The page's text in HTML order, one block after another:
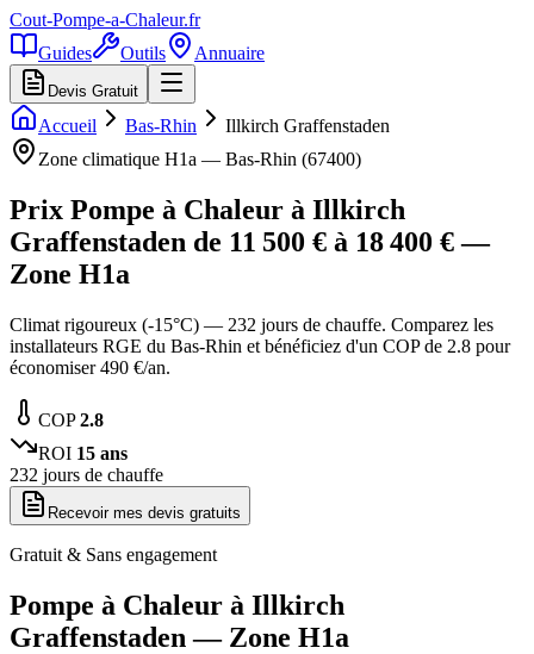
Cout-Pompe-a-Chaleur.fr
Guides
Outils Annuaire
Devis Gratuit
Accueil Bas-Rhin
Illkirch Graffenstaden
Zone climatique H1a — Bas-Rhin (67400)
Prix Pompe à Chaleur à Illkirch
Graffenstaden de 11 500 € à 18 400 € —
Zone H1a
Climat rigoureux (-15°C) — 232 jours de chauffe. Comparez les
installateurs RGE du Bas-Rhin et bénéficiez d'un COP de 2.8 pour
économiser 490 €/an.
COP2.8
ROI 15 ans
232 jours de chauffe
Recevoir mes devis gratuits
Gratuit & Sans engagement
Pompe à Chaleur à Illkirch
Graffenstaden — Zone H1a